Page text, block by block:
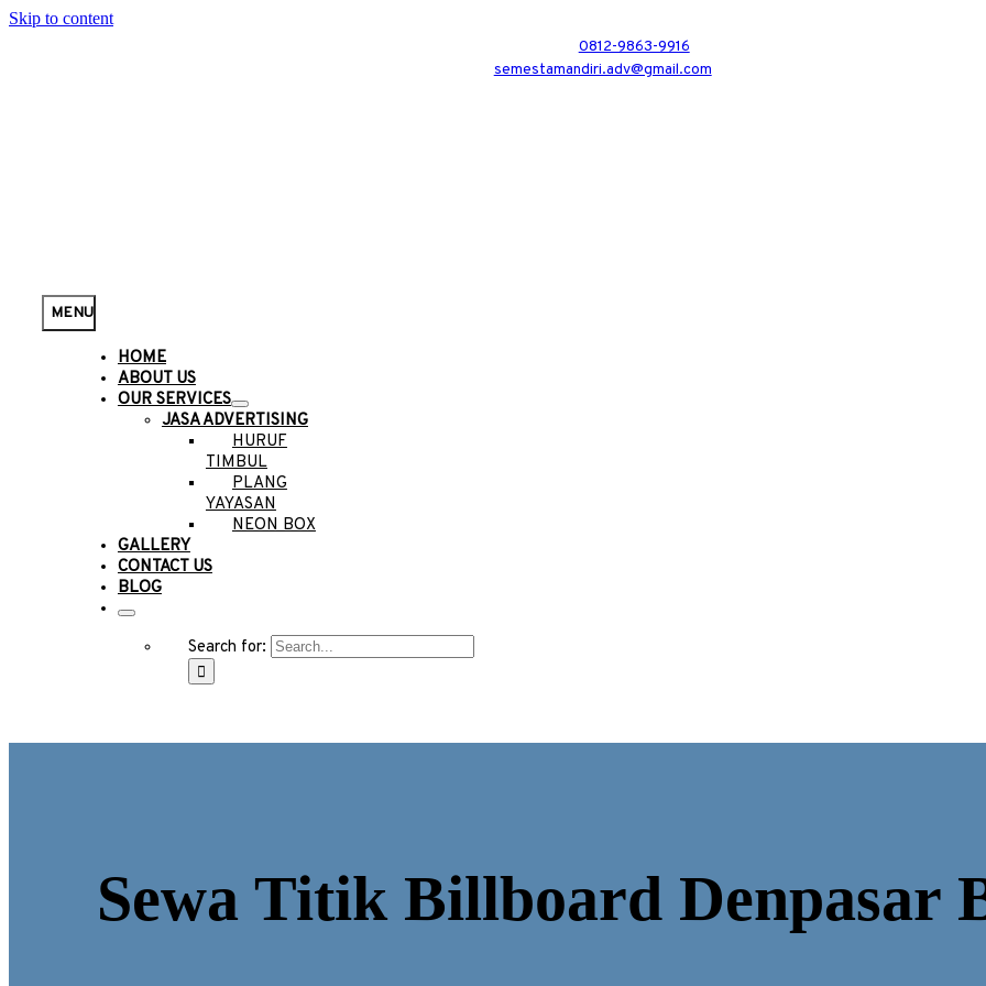
Skip to content
0812-9863-9916
semestamandiri.adv@gmail.com
MENU
HOME
ABOUT US
OUR SERVICES
JASA ADVERTISING
HURUF
TIMBUL
PLANG
YAYASAN
NEON BOX
GALLERY
CONTACT US
BLOG
Search for:
Sewa Titik Billboard Denpasar